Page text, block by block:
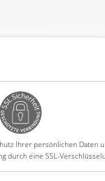
Ihrer persönlichen Daten
durch eine SSL-